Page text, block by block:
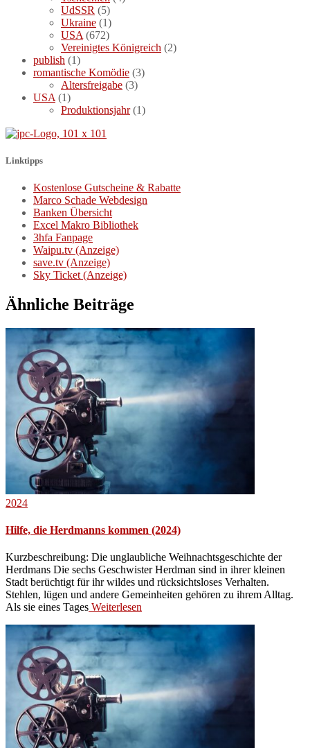
UdSSR (5)
Ukraine (1)
USA (672)
Vereinigtes Königreich (2)
publish (1)
romantische Komödie (3)
Altersfreigabe (3)
USA (1)
Produktionsjahr(1)
Linktipps
Kostenlose Gutscheine & Rabatte
Marco Schade Webdesign
Banken Übersicht
Excel Makro Bibliothek
3hfa Fanpage
Waipu.tv (Anzeige)
save.tv (Anzeige)
Sky Ticket (Anzeige)
Ähnliche Beiträge
2024
Hilfe, die Herdmanns kommen (2024)
Kurzbeschreibung: Die unglaubliche Weihnachtsgeschichte der
Herdmans Die sechs Geschwister Herdman sind in ihrer kleinen
Stadt berüchtigt für ihr wildes und rücksichtsloses Verhalten.
Stehlen, lügen und andere Gemeinheiten gehören zu ihrem Alltag.
Als sie eines Tages Weiterlesen